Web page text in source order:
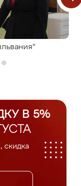
В 5%
скидка